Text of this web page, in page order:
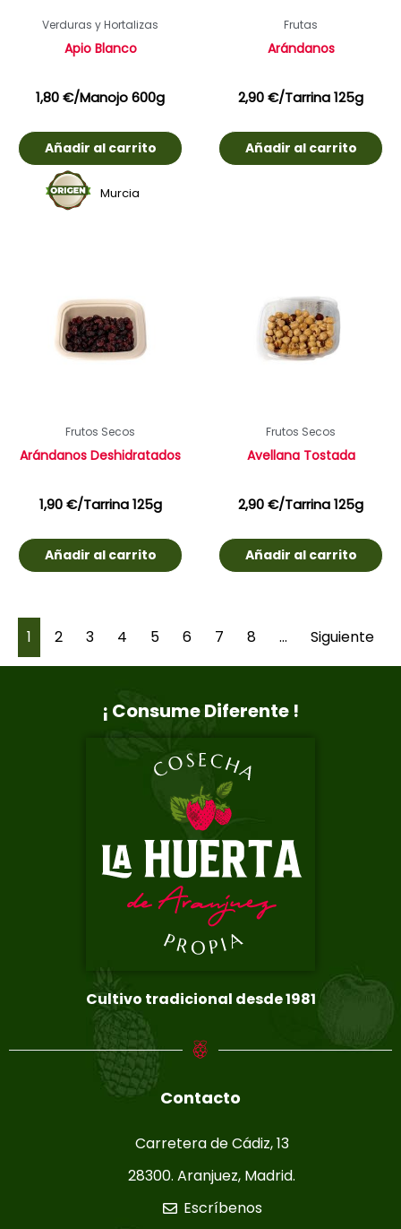
Verduras y Hortalizas
Apio Blanco
1,80€/Manojo 600g
Añadir al carrito
Murcia
Frutas
Arándanos
2,90€/Tarrina 125g
Añadir al carrito
Frutos Secos
Arándanos Deshidratados
1,90€/Tarrina 125g
Añadir al carrito
Frutos Secos
Avellana Tostada
2,90€/Tarrina 125g
Añadir al carrito
1 2 3 4 5 6 7 8 … Siguiente
¡ Consume Diferente !
Cultivo tradicional desde 1981
Contacto
Carretera de Cádiz, 13
28300. Aranjuez, Madrid.
Escríbenos